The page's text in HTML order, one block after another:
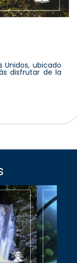
Unidos, ubicado
disfrutar de la